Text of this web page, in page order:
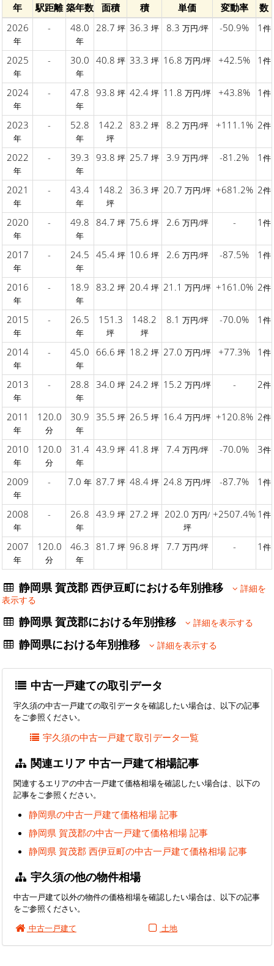
年 駅距離 築年数 面積
積
単価 変動率
数
2026
年
- 48.0
年
28.7 坪 36.3 坪 8.3 万円/坪 -50.9% 1 件
2025
年
- 30.0
年
40.8 坪 33.3 坪 16.8 万円/坪 +42.5% 1 件
2024
年
- 47.8
年
93.8 坪 42.4 坪 11.8 万円/坪 +43.8% 1 件
2023
年
- 52.8
年
142.2
坪
83.2 坪 8.2 万円/坪 +111.1% 2件
2022
年
- 39.3
年
93.8 坪 25.7 坪 3.9 万円/坪 -81.2% 1 件
2021
年
- 43.4
年
148.2
坪
36.3 坪 20.7 万円/坪 +681.2% 2件
2020
年
- 49.8
年
84.7 坪 75.6 坪 2.6 万円/坪 - 1 件
2017
年
- 24.5
年
45.4 坪 10.6 坪 2.6 万円/坪 -87.5% 1 件
2016
年
- 18.9
年
83.2 坪 20.4 坪 21.1 万円/坪 +161.0% 2件
2015
年
- 26.5
年
151.3
坪
148.2
坪
8.1 万円/坪 -70.0% 1 件
2014
年
- 45.0
年
66.6 坪 18.2 坪 27.0 万円/坪 +77.3% 1 件
2013
年
- 28.8
年
34.0 坪 24.2 坪 15.2 万円/坪 - 2件
2011
年
120.0
分
30.9
年
35.5 坪 26.5 坪 16.4 万円/坪 +120.8% 2件
2010
年
120.0
分
31.4
年
43.9 坪 41.8 坪 7.4 万円/坪 -70.0% 3件
2009
年
- 7.0 年 87.7 坪 48.4 坪 24.8 万円/坪 -87.7% 1 件
2008
年
- 26.8
年
43.9 坪 27.2 坪 202.0 万円/
坪
+2507.4% 1 件
2007
年
120.0
分
46.3
年
81.7 坪 96.8 坪 7.7 万円/坪 - 1 件
静岡県 賀茂郡 西伊豆町における年別推移
詳細を
表示する
静岡県 賀茂郡における年別推移 詳細を表示する
静岡県における年別推移 詳細を表示する
中古一戸建ての取引データ
宇久須の中古一戸建ての取引データを確認したい場合は、以下の記事
をご参照ください。
宇久須の中古一戸建て取引データ一覧
関連エリア 中古一戸建て相場記事
関連するエリアの中古一戸建て価格相場を確認したい場合は、以下の
記事をご参照ください。
静岡県の中古一戸建て価格相場 記事
静岡県 賀茂郡の中古一戸建て価格相場 記事
静岡県 賀茂郡 西伊豆町の中古一戸建て価格相場 記事
宇久須の他の物件相場
中古一戸建て以外の物件の価格相場を確認したい場合は、以下の記事
をご参照ください。
中古一戸建て
土地